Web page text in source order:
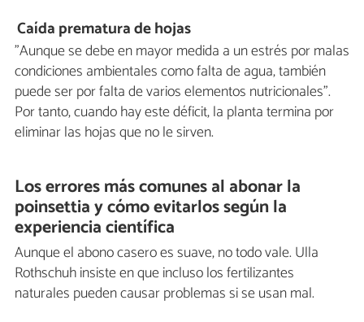
Caída prematura de hojas
"Aunque se debe en mayor medida a un estrés por malas
condiciones ambientales como falta de agua, también
puede ser por falta de varios elementos nutricionales".
Por tanto, cuando hay este déficit, la planta termina por
eliminar las hojas que no le sirven.
Los errores más comunes al abonar la
poinsettia y cómo evitarlos según la
experiencia científica
Aunque el abono casero es suave, no todo vale. Ulla
Rothschuh insiste en que incluso los fertilizantes
naturales pueden causar problemas si se usan mal.